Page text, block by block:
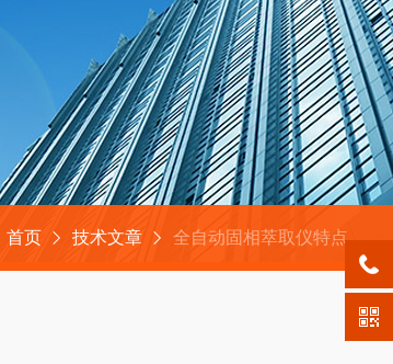
首页 技术文章 全自动固相萃取仪特点